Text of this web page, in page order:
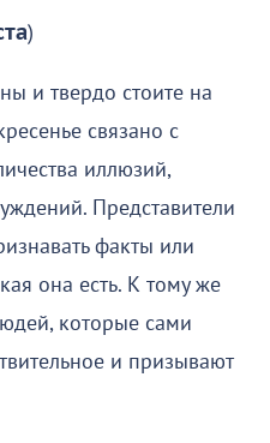
)
и твердо стоите на
связано с
иллюзий,
Представители
факты или
она есть. К тому же
которые сами
и призывают